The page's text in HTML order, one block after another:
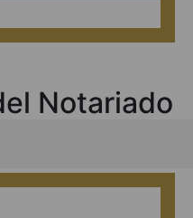
Notariado